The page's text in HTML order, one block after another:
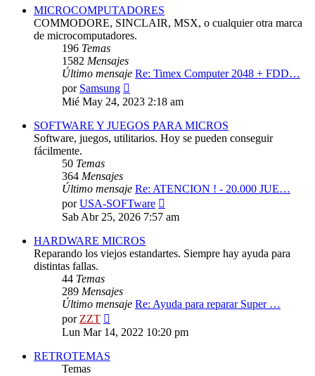
MICROCOMPUTADORES
COMMODORE, SINCLAIR, MSX, o cualquier otra marca
de microcomputadores.
196 Temas
1582 Mensajes
Último mensaje Re: Timex Computer 2048 + FDD…
por Samsung
último
Mié May 24, 2023 2:18 am
SOFTWARE Y JUEGOS PARA MICROS
Software, juegos, utilitarios. Hoy se pueden conseguir
fácilmente.
50 Temas
364 Mensajes
Último mensaje Re: ATENCION ! - 20.000 JUE…
porUSA-SOFTware
último
Sab Abr 25, 2026 7:57 am
HARDWARE MICROS
Reparando los viejos estandartes. Siempre hay ayuda para
distintas fallas.
44 Temas
289 Mensajes
Último mensaje Re: Ayuda para reparar Super …
porZZT
último
Lun Mar 14, 2022 10:20 pm
RETROTEMAS
Temas